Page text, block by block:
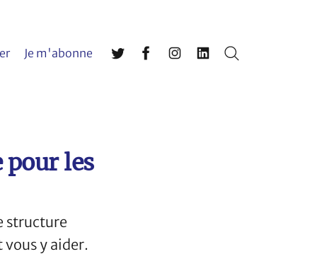
Je m'abonne
les
structure
y aider.